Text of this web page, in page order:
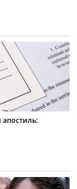
апостиль: